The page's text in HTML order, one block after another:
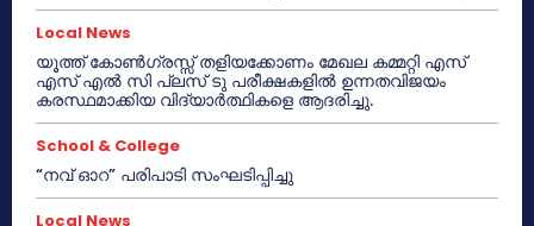
Local News
യൂത്ത് കോൺഗ്രസ്സ് തളിയക്കോണം മേഖല കമ്മറ്റി എസ്
എസ് എൽ സി പ്ലസ് ടു പരീക്ഷകളിൽ ഉന്നതവിജയം
കരസ്ഥമാക്കിയ വിദ്യാർത്ഥികളെ ആദരിച്ചു.
School & College
“നവ് ഓറ” പരിപാടി സംഘടിപ്പിച്ചു
Local News